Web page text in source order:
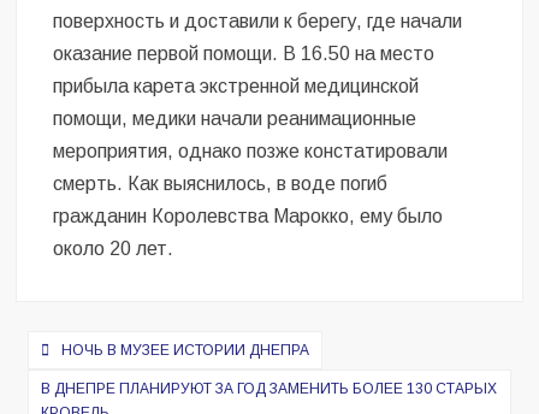
поверхность и доставили к берегу, где начали
оказание первой помощи. В 16.50 на место
прибыла карета экстренной медицинской
помощи, медики начали реанимационные
мероприятия, однако позже констатировали
смерть. Как выяснилось, в воде погиб
гражданин Королевства Марокко, ему было
около 20 лет.
Навигация
по
НОЧЬ В МУЗЕЕ ИСТОРИИ ДНЕПРА
В ДНЕПРЕ ПЛАНИРУЮТ ЗА ГОД ЗАМЕНИТЬ БОЛЕЕ 130 СТАРЫХ